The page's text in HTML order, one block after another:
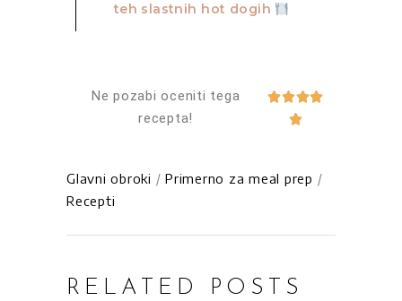
teh slastnih hot dogih
Ne pozabi oceniti tega
recepta!


Glavni obroki / Primerno za meal prep /
Recepti
RELATED POSTS